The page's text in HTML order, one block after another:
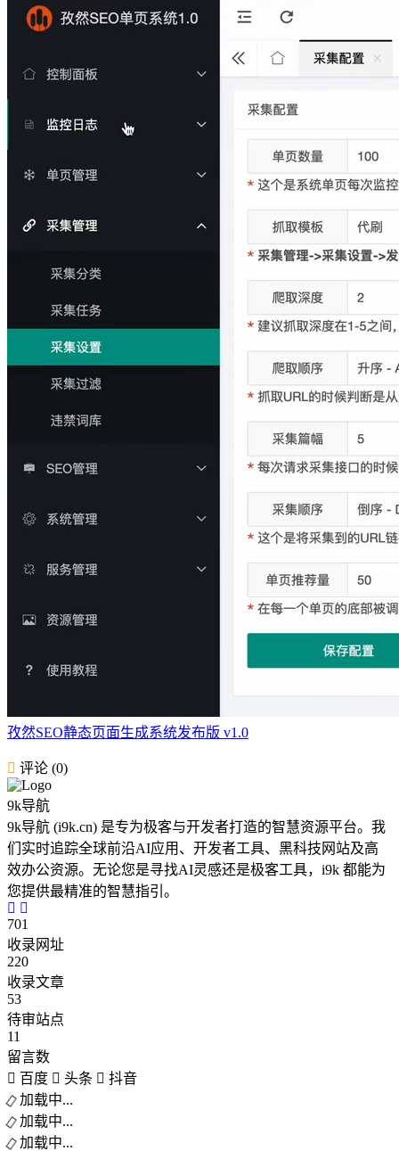
孜然SEO静态页面生成系统发布版 v1.0
评论 (0)
9k导航
9k导航 (i9k.cn) 是专为极客与开发者打造的智慧资源平台。我
们实时追踪全球前沿AI应用、开发者工具、黑科技网站及高
效办公资源。无论您是寻找AI灵感还是极客工具，i9k 都能为
您提供最精准的智慧指引。
701
收录网址
220
收录文章
53
待审站点
11
留言数
百度
头条
抖音
加载中...
加载中...
加载中...